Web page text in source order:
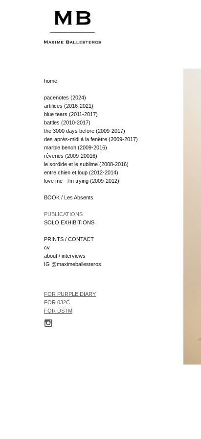
home
pacenotes (2024)
artifices (2016-2021)
blue tears (2011-2017)
battles (2010-2017)
the 3000 days before (2009-2017)
des après-midi à la fenêtre (2009-2017)
marble bench (2009-2016)
rêveries (2009-20016)
le sordide et le sublime (2008-2016)
entre chien et loup (2012-2014)
love me - i'm trying (2009-2012)
BOOK / Les Absents
PUBLICATIONS
SOLO EXHIBITIONS
PRINTS / CONTACT
cv
about / interviews
IG @maximeballesteros
FOR PURPLE DIARY
FOR 032C
FOR DSTM